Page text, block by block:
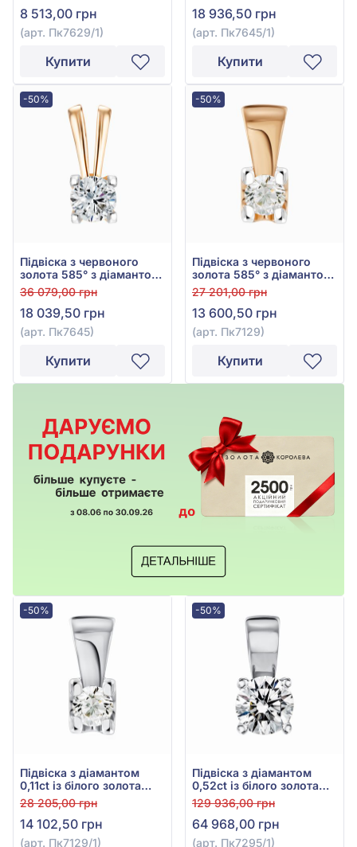
8 513,00 грн
(арт. Пк7629/1)
Купити
18 936,50 грн
(арт. Пк7645/1)
Купити
-50%
Підвіска з червоного
золота 585° з діамантом
0,18ct, арт. Пк7645
36 079,00 грн
18 039,50 грн
(арт. Пк7645)
Купити
-50%
Підвіска з червоного
золота 585° з діамантом
0,11ct, арт. Пк7129
27 201,00 грн
13 600,50 грн
(арт. Пк7129)
Купити
-50%
Підвіска з діамантом
0,11ct із білого золота
585°, арт. Пк7129/1
28 205,00 грн
14 102,50 грн
(арт. Пк7129/1)
-50%
Підвіска з діамантом
0,52ct із білого золота
585°, арт. Пк7295/1
129 936,00 грн
64 968,00 грн
(арт. Пк7295/1)